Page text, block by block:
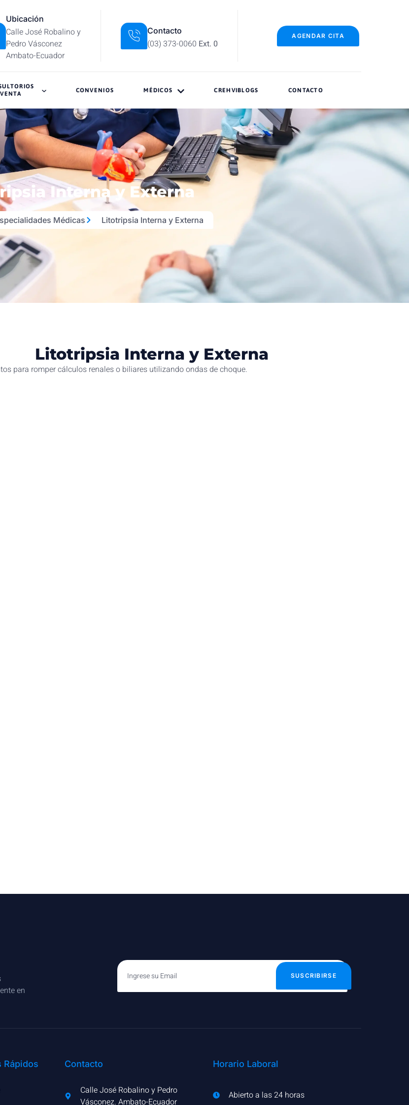
Ubicación
Calle José Robalino y
Pedro Vásconez
Ambato-Ecuador
Contacto
(03) 373-0060 Ext. 0
AGENDAR CITA
CONVENIOS MÉDICOS CREHVIBLOGS CONTACTO
Interna y Externa
Médicas Litotripsia Interna y Externa
Litotripsia Interna y Externa
para romper cálculos renales o biliares utilizando ondas de choque.
en
SUSCRIBIRSE
Rápidos Contacto
Calle José Robalino y Pedro
Vásconez. Ambato-Ecuador
Horario Laboral
Abierto a las 24 horas